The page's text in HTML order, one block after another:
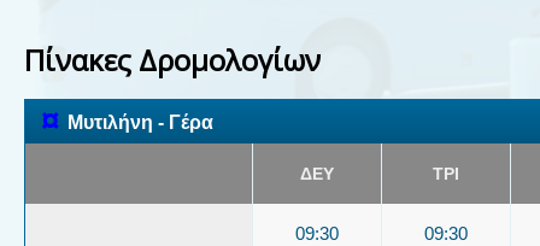
Πίνακες Δρομολογίων
¤ Μυτιλήνη - Γέρα
ΔΕΥ ΤΡΙ
09:30
09:30